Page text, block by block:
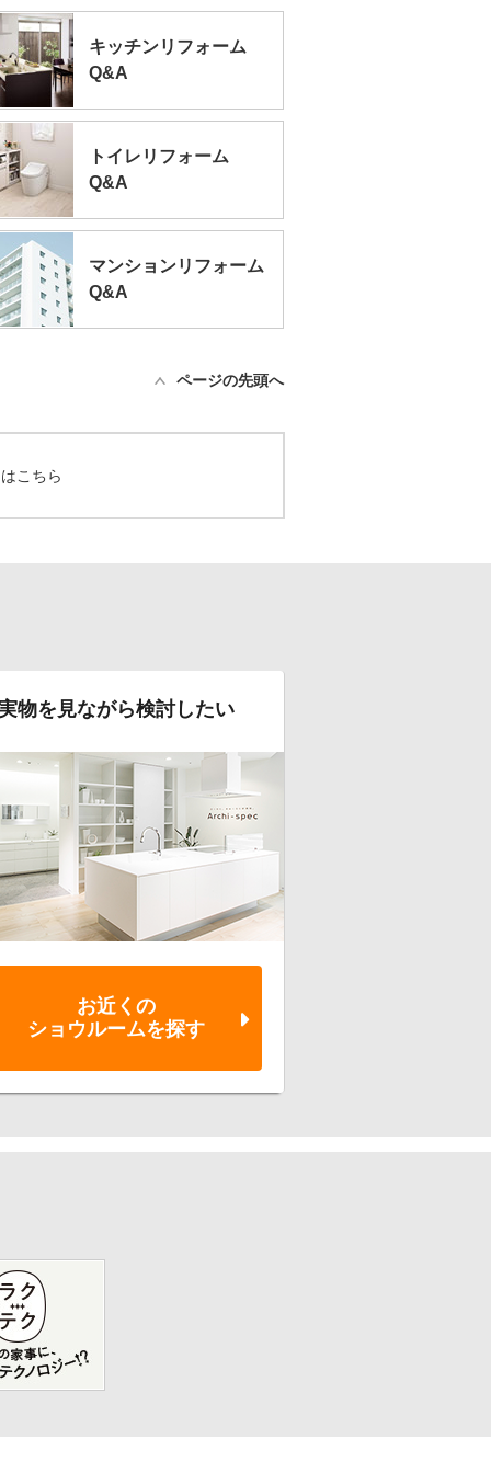
キッチンリフォーム
Q&A
トイレリフォーム
Q&A
マンションリフォーム
Q&A
ページの先頭へ
こちら
物を見ながら検討したい
お近くの
ショウルームを探す